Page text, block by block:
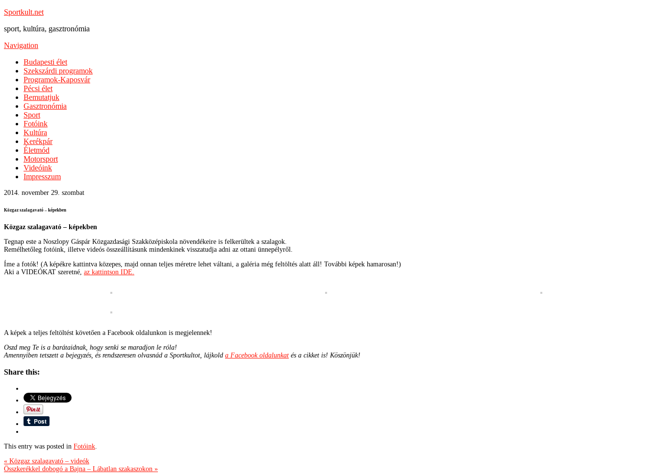
Sportkult.net
sport, kultúra, gasztronómia
Navigation
Budapesti élet
Szekszárdi programok
Programok-Kaposvár
Pécsi élet
Bemutatjuk
Gasztronómia
Sport
Fotóink
Kultúra
Kerékpár
Életmód
Motorsport
Videóink
Impresszum
2014. november 29. szombat
Közgaz szalagavató – képekben
Közgaz szalagavató – képekben
Tegnap este a Noszlopy Gáspár Közgazdasági Szakközépiskola növendékeire is felkerültek a szalagok.
Remélhetőleg fotóink, illetve videós összeállításunk mindenkinek visszatudja adni az ottani ünnepélyről.
Íme a fotók! (A képékre kattintva közepes, majd onnan teljes méretre lehet váltani, a galéria még feltöltés alatt áll! További képek hamarosan!)
Aki a VIDEÓKAT szeretné, az kattintson IDE.
A képek a teljes feltöltést követően a Facebook oldalunkon is megjelennek!
Oszd meg Te is a barátaidnak, hogy senki se maradjon le róla!
Amennyiben tetszett a bejegyzés, és rendszeresen olvasnád a Sportkultot, lájkold a Facebook oldalunkat és a cikket is! Köszönjük!
Share this:
This entry was posted in Fotóink.
« Közgaz szalagavató – videók
Összkerékkel dobogó a Bajna – Lábatlan szakaszokon »